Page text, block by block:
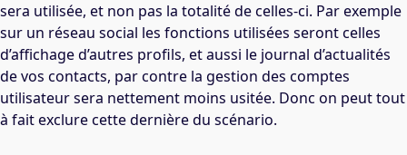
sera utilisée, et non pas la totalité de celles-ci. Par exemple
sur un réseau social les fonctions utilisées seront celles
d’affichage d’autres profils, et aussi le journal d’actualités
de vos contacts, par contre la gestion des comptes
utilisateur sera nettement moins usitée. Donc on peut tout
à fait exclure cette dernière du scénario.